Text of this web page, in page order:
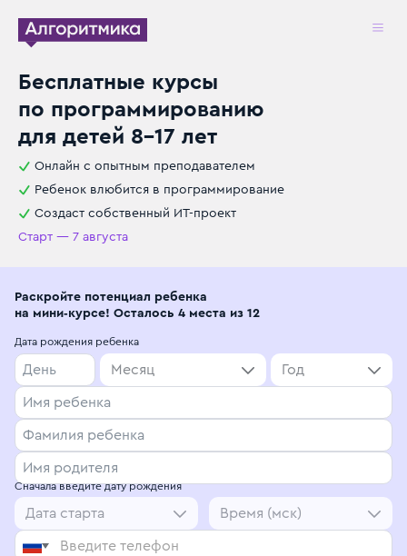
Бесплатные курсы
по программированию
для детей 8–17 лет
Онлайн с опытным преподавателем
Ребенок влюбится в программирование
Создаст собственный ИТ-проект
Старт — 7 августа
Раскройте потенциал ребенка
на мини‑курсе! Осталось 4 места из 12
Дата рождения ребенка
Месяц Год
Сначала введите дату рождения
Дата старта Время (мск)
🇷🇺